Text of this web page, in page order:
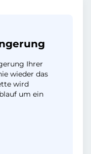
Ihrer
wieder das
wird
um ein